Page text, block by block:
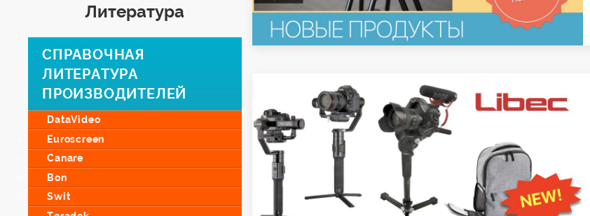
Литература
СПРАВОЧНАЯ
ЛИТЕРАТУРА
ПРОИЗВОДИТЕЛЕЙ
DataVideo
Euroscreen
Canare
Bon
Swit